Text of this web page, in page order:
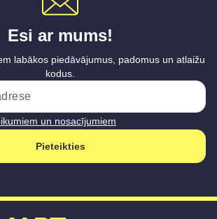
Esi ar mums!
labākos piedāvājumus, padomus un atlaižu
kodus.
un nosacījumiem
Pieteikties